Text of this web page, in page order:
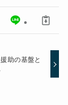
助の基盤と